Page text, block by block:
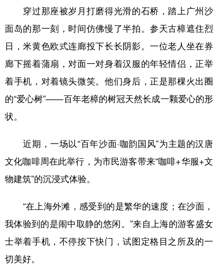
食品 人居 信息化 数字经济
学术中国 乡村振兴 银龄 溯源中国
城市 旅游 能源 会展
彩票 娱乐 时尚 悦读
公益 一带一路 亚太网 上市公司
地方频道
北京 天津
辽宁 吉林 上海 江苏
浙江 安徽 福建 江西
山东 河南 湖北 湖南
穿过那座被岁月打磨得光滑的石桥，踏上广州沙
面岛的那一刻，时间仿佛慢了半拍。参天古樟遮住烈
日，米黄色欧式连廊投下长长阴影。一位老人坐在券
廊下摇着蒲扇，对面一对身着汉服的年轻情侣，正举
着手机，对着镜头微笑。他们身后，正是那棵火出圈
的“爱心树”——百年老樟的树冠天然长成一颗爱心的形
状。
近期，一场以“百年沙面·咖韵国风”为主题的汉唐
文化咖啡周在此举行，为市民游客带来“咖啡+华服+文
物建筑”的沉浸式体验。
“在上海外滩，感受到的是繁华的速度；在沙面，
我体验到的是闹中取静的悠闲。”来自上海的游客盛女
士举着手机，不停按下快门，试图定格目之所及的一
切美好。